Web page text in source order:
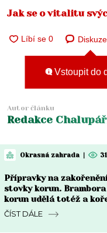
Jak se o vitalitu
Diskuze
Vstoupit do
Autor článku
Redakce
Okrasná zahrada |
Přípravky na
stovky korun.
korun udělá totéž a
narostou do měsíce
ČÍST DÁLE